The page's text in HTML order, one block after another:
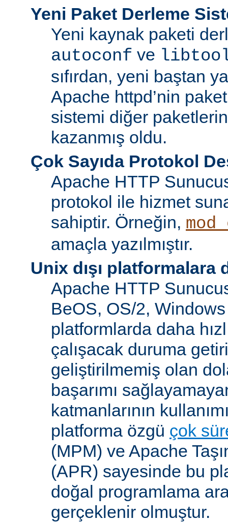
Yeni Paket Derleme
Yeni kaynak paketi
autoconf ve
sıfırdan, yeni baştan
Apache httpd’nin
sistemi diğer
kazanmış oldu.
Çok Sayıda Protokol
Apache HTTP
protokol ile hizmet
sahiptir. Örneğin,
amaçla yazılmıştır.
Unix dışı platformalara
Apache HTTP
BeOS, OS/2,
platformlarda daha
çalışacak duruma
geliştirilmemiş olan
başarımı
katmanlarının
platforma özgü çok
(MPM) ve Apache
(APR) sayesinde bu
doğal programlama
gerçeklenir olmuştur.